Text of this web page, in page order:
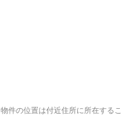
件の位置は付近住所に所在する